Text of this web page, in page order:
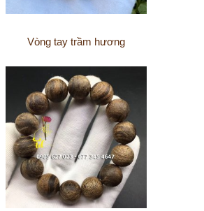
Vòng tay trầm hương